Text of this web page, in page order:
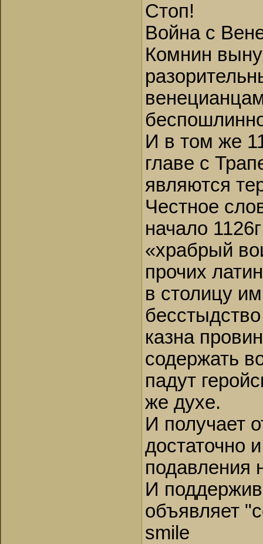
Стоп!
Война с
Комнин
И в том же
главе с
являются
Честное
начало
«храбрый
прочих
в столицу
казна
содержать
падут
же духе.
И получает
достаточно
подавления
И
объявляет
smile